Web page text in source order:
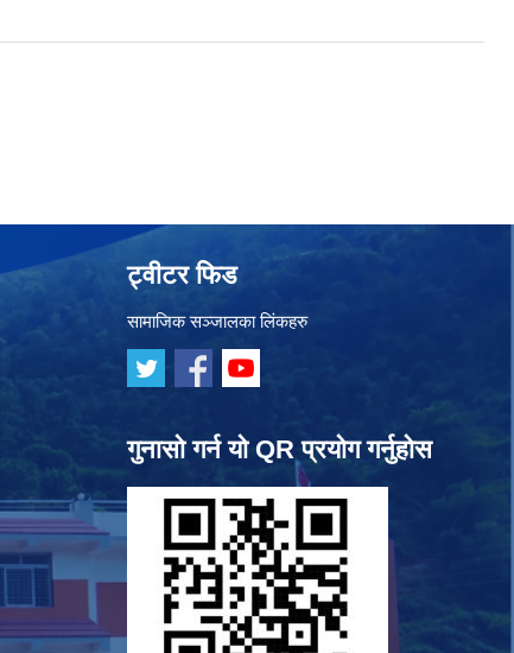
ट्वीटर फिड
सामाजिक सञ्जालका लिंकहरु
गुनासो गर्न यो QR प्रयोग गर्नुहोस